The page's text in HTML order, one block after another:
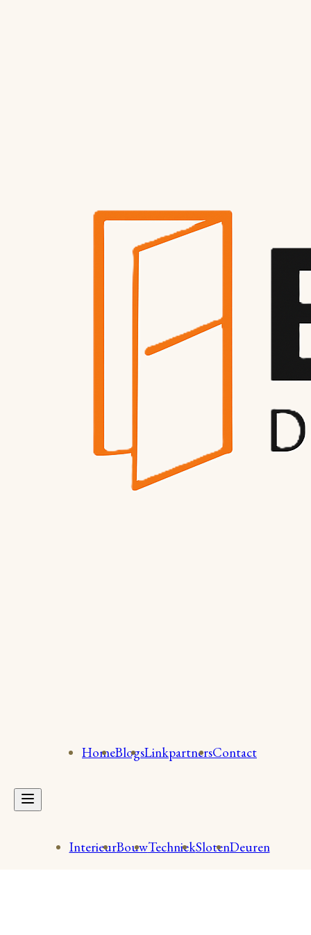
HomeBlogsLinkpartnersContact
InterieurBouwTechniekSlotenDeuren